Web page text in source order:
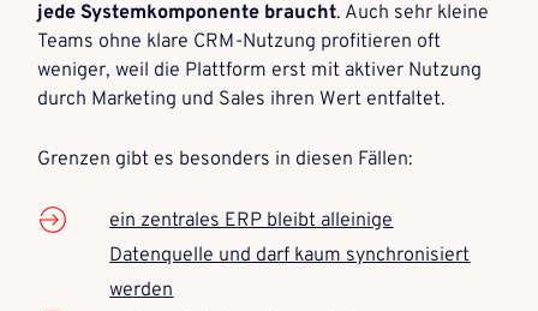
jede Systemkomponente braucht. Auch sehr kleine
Teams ohne klare CRM-Nutzung profitieren oft
weniger, weil die Plattform erst mit aktiver Nutzung
durch Marketing und Sales ihren Wert entfaltet.
Grenzen gibt es besonders in diesen Fällen:
ein zentrales ERP bleibt alleinige
Datenquelle und darf kaum synchronisiert
werden